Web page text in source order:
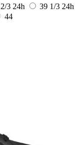
3 24h 39 1/3 24h
44